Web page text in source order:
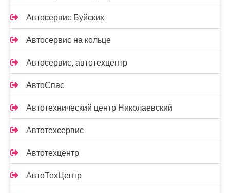
Автосервис Буйских
Автосервис на кольце
Автосервис, автотехцентр
АвтоСпас
Автотехнический центр Николаевский
Автотехсервис
Автотехцентр
АвтоТехЦентр